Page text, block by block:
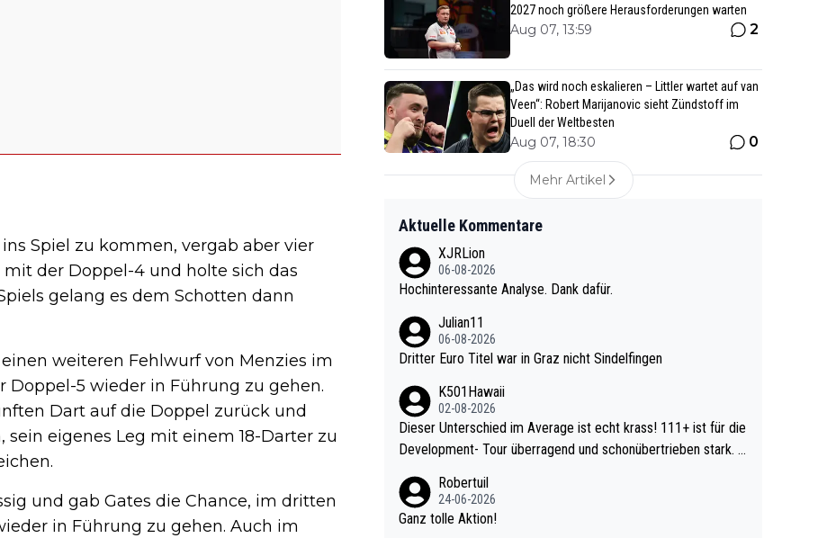
Spiel zu kommen, vergab aber vier
der Doppel-4 und holte sich das
gelang es dem Schotten dann
weiteren Fehlwurf von Menzies im
5 wieder in Führung zu gehen.
Dart auf die Doppel zurück und
eigenes Leg mit einem 18-Darter zu
und gab Gates die Chance, im dritten
in Führung zu gehen. Auch im
2027 noch größere Herausforderungen warten
Aug 07, 13:59 2
„Das wird noch eskalieren – Littler wartet auf van
Veen“: Robert Marijanovic sieht Zündstoff im
Duell der Weltbesten
Aug 07, 18:30 0
Mehr Artikel
Aktuelle Kommentare
XJRLion
06-08-2026
Hochinteressante Analyse. Dank dafür.
Julian11
06-08-2026
Dritter Euro Titel war in Graz nicht Sindelfingen
K501Hawaii
02-08-2026
Dieser Unterschied im Average ist echt krass! 111+ ist für die
Development- Tour überragend und schonübertrieben stark. U
e mal 40+ erst recht. Da gewinnst keinen Blumentopf - ist ja n
och krasser wie ein Pokalspiel eines Kreisligisten vs einem Bu
Robertuil
24-06-2026
Ganz tolle Aktion!